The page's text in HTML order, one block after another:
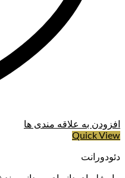
افزودن به علاقه مندی ها
Quick View
دئودورانت